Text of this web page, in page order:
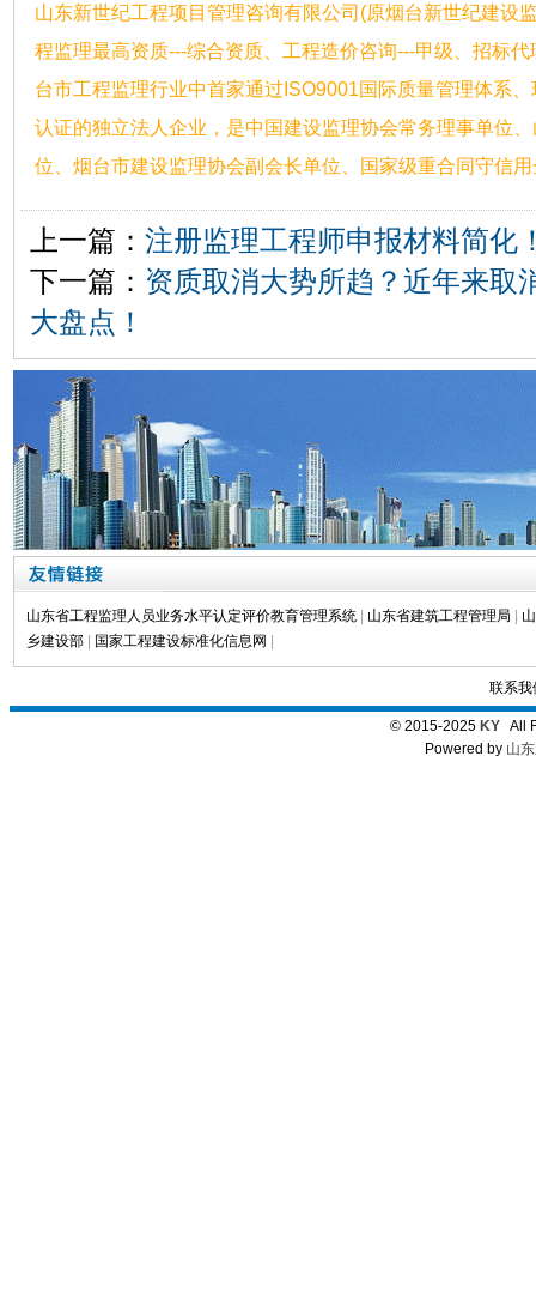
山东新世纪工程项目管理咨询有限公司(原烟台新世纪建设
程监理最高资质---综合资质、工程造价咨询---甲级、招标
台市工程监理行业中首家通过ISO9001国际质量管理体系
认证的独立法人企业，是中国建设监理协会常务理事单位
位、烟台市建设监理协会副会长单位、国家级重合同守信
上一篇： 注册监理工程师申报材料简化
下一篇： 资质取消大势所趋？近年来取
大盘点！
山东省工程监理人员业务水平认定评价教育管理系统 山东省建筑工程管理局
乡建设部
国家工程建设标准化信息网
联系我
© 2015-2025 KY All
Powered by 山